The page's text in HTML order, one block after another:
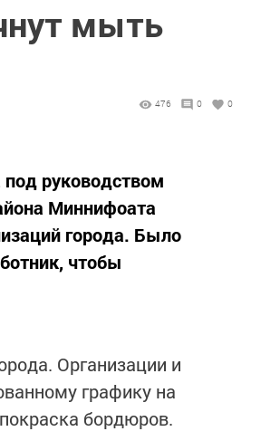
мыть
476 0 0
руководством
Миннифоата
города. Было
чтобы
Организации и
графику на
бордюров.